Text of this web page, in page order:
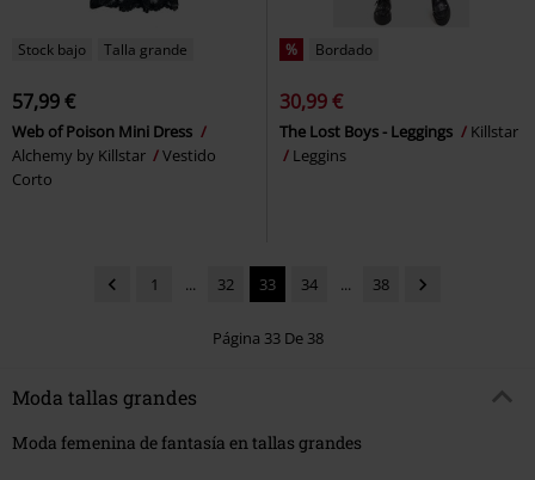
Stock bajo Talla grande
57,99 €
Web of Poison Mini Dress
Alchemy by Killstar
Vestido
Corto
% Bordado
30,99 €
The Lost Boys - Leggings
Killstar
Leggins
1 ... 32 33 34 ... 38
Página 33 De 38
Moda tallas grandes
Moda femenina de fantasía en tallas grandes